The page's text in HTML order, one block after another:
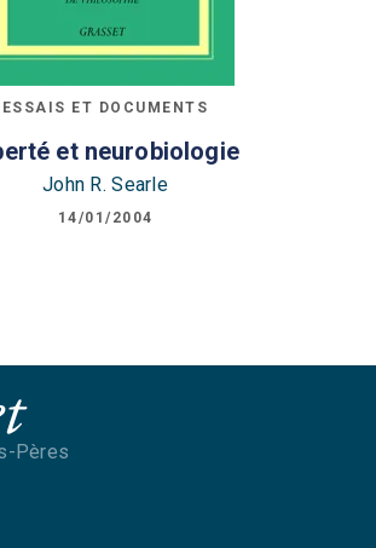
ESSAIS ET DOCUMENTS
et neurobiologie
John R. Searle
14/01/2004
Pères